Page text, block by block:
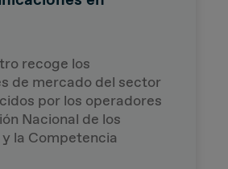
recoge los
de mercado del sector
por los operadores
Nacional de los
la Competencia